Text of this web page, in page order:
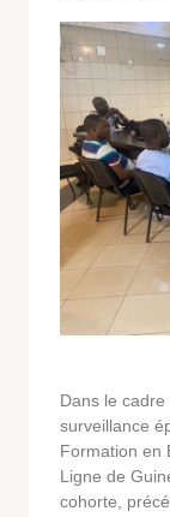
Dans le
surveillance
Formation en
Ligne de
cohorte,